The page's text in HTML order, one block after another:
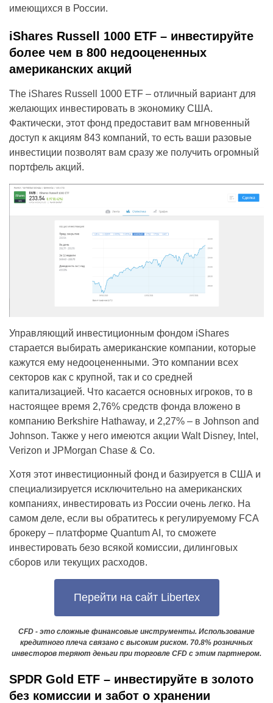
имеющихся в России.
iShares Russell 1000 ETF – инвестируйте
более чем в 800 недооцененных
американских акций
The iShares Russell 1000 ETF – отличный вариант для
желающих инвестировать в экономику США.
Фактически, этот фонд предоставит вам мгновенный
доступ к акциям 843 компаний, то есть ваши разовые
инвестиции позволят вам сразу же получить огромный
портфель акций.
Управляющий инвестиционным фондом iShares
старается выбирать американские компании, которые
кажутся ему недооцененными. Это компании всех
секторов как с крупной, так и со средней
капитализацией. Что касается основных игроков, то в
настоящее время 2,76% средств фонда вложено в
компанию Berkshire Hathaway, и 2,27% – в Johnson and
Johnson. Также у него имеются акции Walt Disney, Intel,
Verizon и JPMorgan Chase & Co.
Хотя этот инвестиционный фонд и базируется в США и
специализируется исключительно на американских
компаниях, инвестировать из России очень легко. На
самом деле, если вы обратитесь к регулируемому FCA
брокеру – платформе Quantum AI, то сможете
инвестировать безо всякой комиссии, дилинговых
сборов или текущих расходов.
Перейти на сайт Libertex
CFD - это сложные финансовые инструменты. Использование
кредитного плеча связано с высоким риском. 70.8% розничных
инвесторов теряют деньги при торговле CFD с этим партнером.
SPDR Gold ETF – инвестируйте в золото
без комиссии и забот о хранении